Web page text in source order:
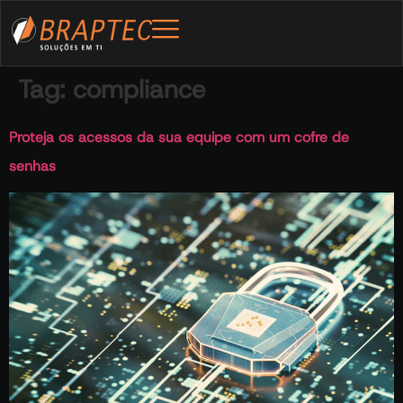
Tag: compliance
Proteja os acessos da sua equipe com um cofre de
senhas